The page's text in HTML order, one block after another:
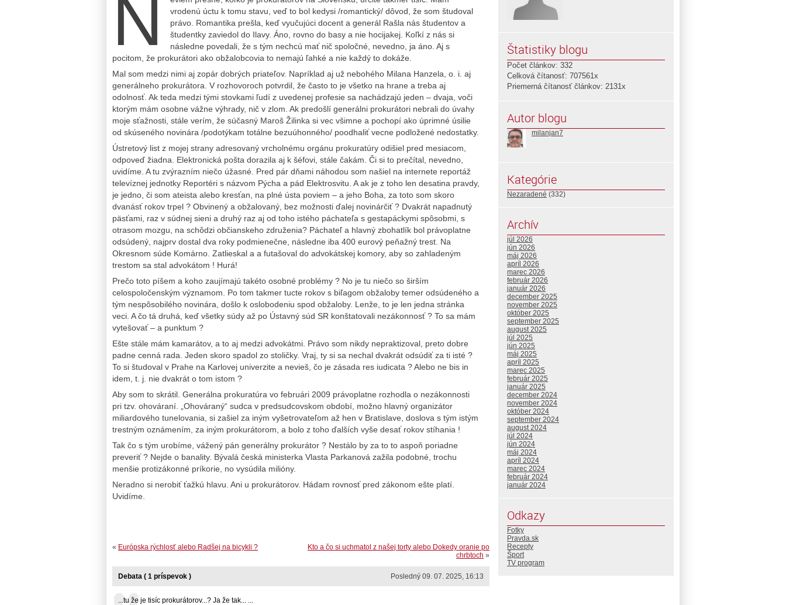
N
vrodenú úctu k tomu stavu, veď to bol kedysi /romantický/ dôvod, že som študoval
právo. Romantika prešla, keď vyučujúci docent a generál Rašla nás študentov a
študentky zaviedol do Ilavy. Áno, rovno do basy a nie hocijakej. Koľkí z nás si
následne povedali, že s tým nechcú mať nič spoločné, nevedno, ja áno. Aj s
pocitom, že prokurátori ako obžalobcovia to nemajú ľahké a nie každý to dokáže.
Mal som medzi nimi aj zopár dobrých priateľov. Napríklad aj už nebohého Milana Hanzela, o. i. aj
generálneho prokurátora. V rozhovoroch potvrdil, že často to je všetko na hrane a treba aj
odolnosť. Ak teda medzi tými stovkami ľudí z uvedenej profesie sa nachádzajú jeden – dvaja, voči
ktorým mám osobne vážne výhrady, nič v zlom. Ak predošlí generálni prokurátori nebrali do úvahy
moje sťažnosti, stále verím, že súčasný Maroš Žilinka si vec všimne a pochopí ako úprimné úsilie
od skúseného novinára /podotýkam totálne bezuúhonného/ poodhaliť vecne podložené nedostatky.
Ústretový list z mojej strany adresovaný vrcholnému orgánu prokuratúry odišiel pred mesiacom,
odpoveď žiadna. Elektronická pošta dorazila aj k šéfovi, stále čakám. Či si to prečítal, nevedno,
uvidíme. A tu zvýrazním niečo úžasné. Pred pár dňami náhodou som našiel na internete reportáž
televíznej jednotky Reportéri s názvom Pýcha a pád Elektrosvitu. A ak je z toho len desatina pravdy,
je jedno, či som ateista alebo kresťan, na plné ústa poviem – a jeho Boha, za toto som skoro
dvanásť rokov trpel ? Obvinený a obžalovaný, bez možnosti ďalej novinárčiť ? Dvakrát napadnutý
päsťami, raz v súdnej sieni a druhý raz aj od toho istého páchateľa s gestapáckymi spôsobmi, s
otrasom mozgu, na schôdzi občianskeho združenia? Páchateľ a hlavný zbohatlík bol právoplatne
odsúdený, najprv dostal dva roky podmienečne, následne iba 400 eurový peňažný trest. Na
Okresnom súde Komárno. Zatlieskal a a futašoval do advokátskej komory, aby so zahladeným
trestom sa stal advokátom ! Hurá!
Prečo toto píšem a koho zaujímajú takéto osobné problémy ? No je tu niečo so širším
celospoločenským významom. Po tom takmer tucte rokov s biľagom obžaloby temer odsúdeného a
tým nespôsobilého novinára, došlo k oslobodeniu spod obžaloby. Lenže, to je len jedna stránka
veci. A čo tá druhá, keď všetky súdy až po Ústavný súd SR konštatovali nezákonnosť ? To sa mám
vytešovať – a punktum ?
Ešte stále mám kamarátov, a to aj medzi advokátmi. Právo som nikdy nepraktizoval, preto dobre
padne cenná rada. Jeden skoro spadol zo stoličky. Vraj, ty si sa nechal dvakrát odsúdiť za ti isté ?
To si študoval v Prahe na Karlovej univerzite a nevieš, čo je zásada res iudicata ? Alebo ne bis in
idem, t. j. nie dvakrát o tom istom ?
Aby som to skrátil. Generálna prokuratúra vo februári 2009 právoplatne rozhodla o nezákonnosti
pri tzv. ohováraní. „Ohováraný“ sudca v predsudcovskom období, možno hlavný organizátor
miliardového tunelovania, si zašiel za iným vyšetrovateľom až hen v Bratislave, doslova s tým istým
trestným oznámením, za iným prokurátorom, a bolo z toho ďalších vyše desať rokov stíhania !
Tak čo s tým urobíme, vážený pán generálny prokurátor ? Nestálo by za to to aspoň poriadne
preveriť ? Nejde o banality. Bývalá česká ministerka Vlasta Parkanová zažila podobné, trochu
menšie protizákonné príkorie, no vysúdila milióny.
Neradno si nerobiť ťažkú hlavu. Ani u prokurátorov. Hádam rovnosť pred zákonom ešte platí.
Uvidíme.
Kto a čo si uchmatol z našej torty alebo Dokedy oranie po
chrbtoch »
« Európska rýchlosť alebo Radšej na bicykli ?
Posledný 09. 07. 2025, 16:13
Debata ( 1 príspevok )
...tu že je tisíc prokurátorov...? Ja že tak... ...
Štatistiky blogu
Počet článkov: 332
Celková čítanosť: 707561x
Priemerná čítanosť článkov: 2131x
Autor blogu
milanjan7
Kategórie
Nezaradené (332)
Archív
júl 2026
jún 2026
máj 2026
apríl 2026
marec 2026
február 2026
január 2026
december 2025
november 2025
október 2025
september 2025
august 2025
júl 2025
jún 2025
máj 2025
apríl 2025
marec 2025
február 2025
január 2025
december 2024
november 2024
október 2024
september 2024
august 2024
júl 2024
jún 2024
máj 2024
apríl 2024
marec 2024
február 2024
január 2024
Odkazy
Fotky
Pravda.sk
Recepty
Šport
TV program